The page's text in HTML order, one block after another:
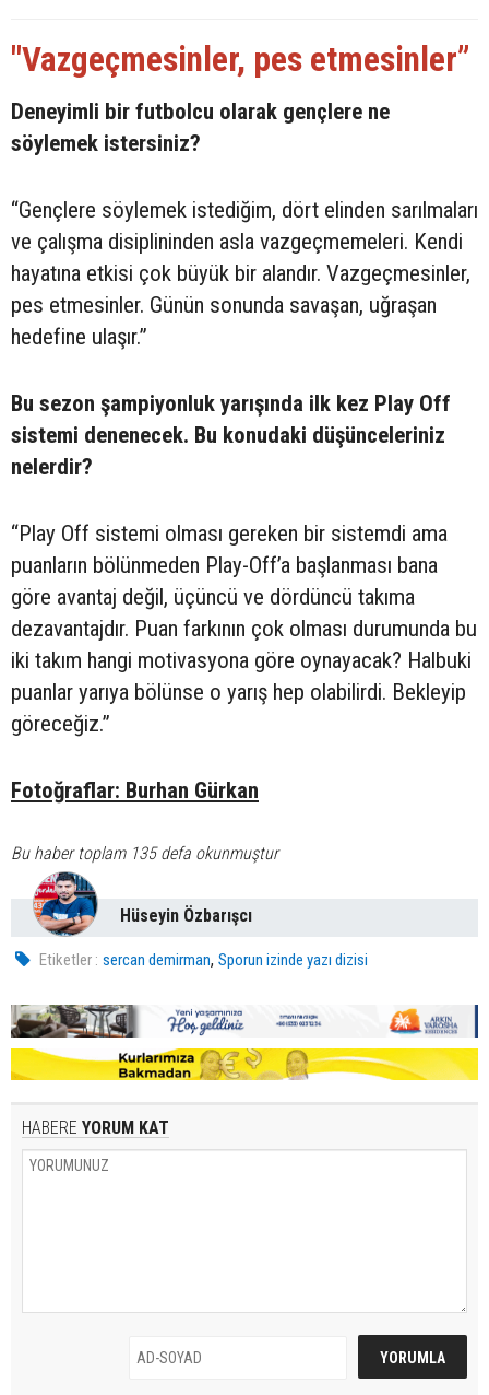
"Vazgeçmesinler, pes etmesinler”
Deneyimli bir futbolcu olarak gençlere ne
söylemek istersiniz?
“Gençlere söylemek istediğim, dört elinden sarılmaları
ve çalışma disiplininden asla vazgeçmemeleri. Kendi
hayatına etkisi çok büyük bir alandır. Vazgeçmesinler,
pes etmesinler. Günün sonunda savaşan, uğraşan
hedefine ulaşır.”
Bu sezon şampiyonluk yarışında ilk kez Play Off
sistemi denenecek. Bu konudaki düşünceleriniz
nelerdir?
“Play Off sistemi olması gereken bir sistemdi ama
puanların bölünmeden Play-Off’a başlanması bana
göre avantaj değil, üçüncü ve dördüncü takıma
dezavantajdır. Puan farkının çok olması durumunda bu
iki takım hangi motivasyona göre oynayacak? Halbuki
puanlar yarıya bölünse o yarış hep olabilirdi. Bekleyip
göreceğiz.”
Fotoğraflar: Burhan Gürkan
Bu haber toplam 135 defa okunmuştur
Hüseyin Özbarışcı
Etiketler : sercan demirman,Sporun izinde yazı dizisi
HABERE YORUM KAT